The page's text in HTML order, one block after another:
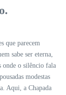
que parecem
sabe ser eterna,
onde o silêncio fala
modestas
Aqui, a Chapada